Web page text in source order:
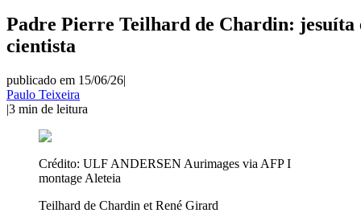
Padre Pierre Teilhard de Chardin: jesuíta
cientista
publicado em 15/06/26|
Paulo Teixeira
|3 min de leitura
Crédito: ULF ANDERSEN Aurimages via AFP I
montage Aleteia
Teilhard de Chardin et René Girard